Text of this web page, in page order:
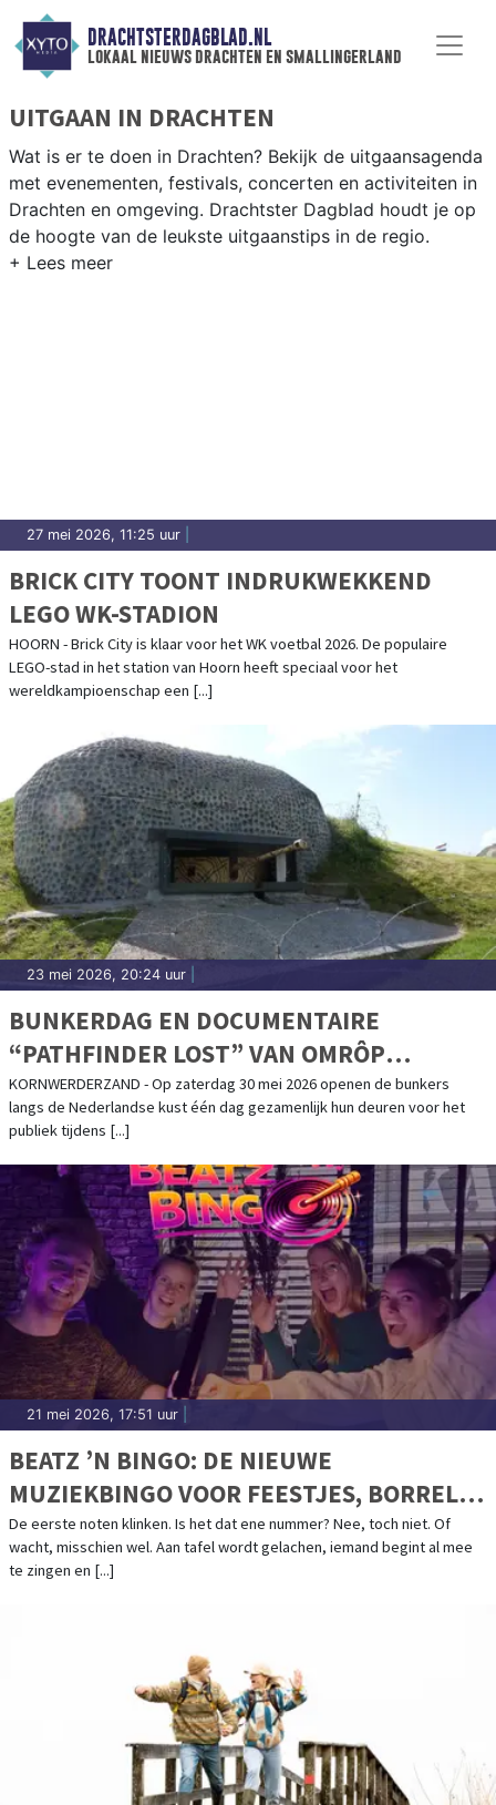
DRACHTSTERDAGBLAD.NL
lokaal nieuws drachten en smallingerland
UITGAAN IN DRACHTEN
Wat is er te doen in Drachten? Bekijk de uitgaansagenda
met evenementen, festivals, concerten en activiteiten in
Drachten en omgeving. Drachtster Dagblad houdt je op
de hoogte van de leukste uitgaanstips in de regio.
27 mei 2026, 11:25 uur
BRICK CITY TOONT INDRUKWEKKEND
LEGO WK-STADION
HOORN - Brick City is klaar voor het WK voetbal 2026. De populaire
LEGO-stad in het station van Hoorn heeft speciaal voor het
wereldkampioenschap een [...]
23 mei 2026, 20:24 uur
BUNKERDAG EN DOCUMENTAIRE
“PATHFINDER LOST” VAN OMRÔP
FRYSLÂN IN HET KAZEMATTENMUSEUM
KORNWERDERZAND - Op zaterdag 30 mei 2026 openen de bunkers
langs de Nederlandse kust één dag gezamenlijk hun deuren voor het
publiek tijdens [...]
21 mei 2026, 17:51 uur
BEATZ ’N BINGO: DE NIEUWE
MUZIEKBINGO VOOR FEESTJES, BORRELS
EN TEAMAVONDEN
De eerste noten klinken. Is het dat ene nummer? Nee, toch niet. Of
wacht, misschien wel. Aan tafel wordt gelachen, iemand begint al mee
te zingen en [...]